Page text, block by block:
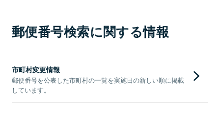
郵便番号検索に関する情報
市町村変更情報
郵便番号を公表した市町村の一覧を実施日の新しい順に掲載
しています。